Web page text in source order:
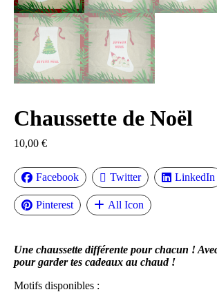
Chaussette de Noël
10,00 €
Facebook Twitter LinkedIn
Pinterest All Icon
Une chaussette différente pour chacun !
pour garder tes cadeaux au chaud !
Motifs disponibles :